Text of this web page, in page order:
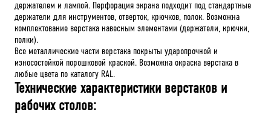
держателем и лампой. Перфорация экрана подходит под стандартные
держатели для инструментов, отверток, крючков, полок. Возможна
комплектование верстака навесным элементами (держатели, крючки,
полки).
Все металлические части верстака покрыты ударопрочной и
износостойкой порошковой краской. Возможна окраска верстака в
любые цвета по каталогу RAL.
Технические характеристики верстаков и
рабочих столов: